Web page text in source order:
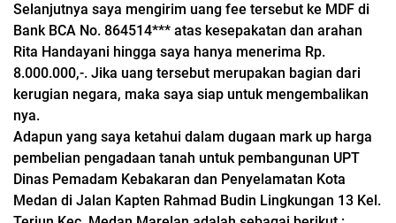
Selanjutnya saya mengirim uang fee tersebut ke MDF di
Bank BCA No. 864514*** atas kesepakatan dan arahan
Rita Handayani hingga saya hanya menerima Rp.
8.000.000,-. Jika uang tersebut merupakan bagian dari
kerugian negara, maka saya siap untuk mengembalikan
nya.
Adapun yang saya ketahui dalam dugaan mark up harga
pembelian pengadaan tanah untuk pembangunan UPT
Dinas Pemadam Kebakaran dan Penyelamatan Kota
Medan di Jalan Kapten Rahmad Budin Lingkungan 13 Kel.